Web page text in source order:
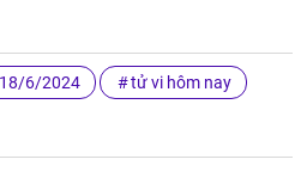
6/2024 tử vi hôm nay